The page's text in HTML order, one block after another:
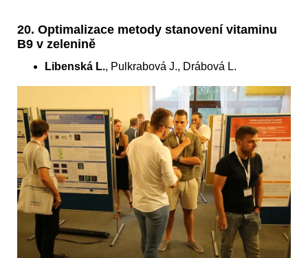
20. Optimalizace metody stanovení vitaminu
B9 v zelenině
Libenská L., Pulkrabová J., Drábová L.